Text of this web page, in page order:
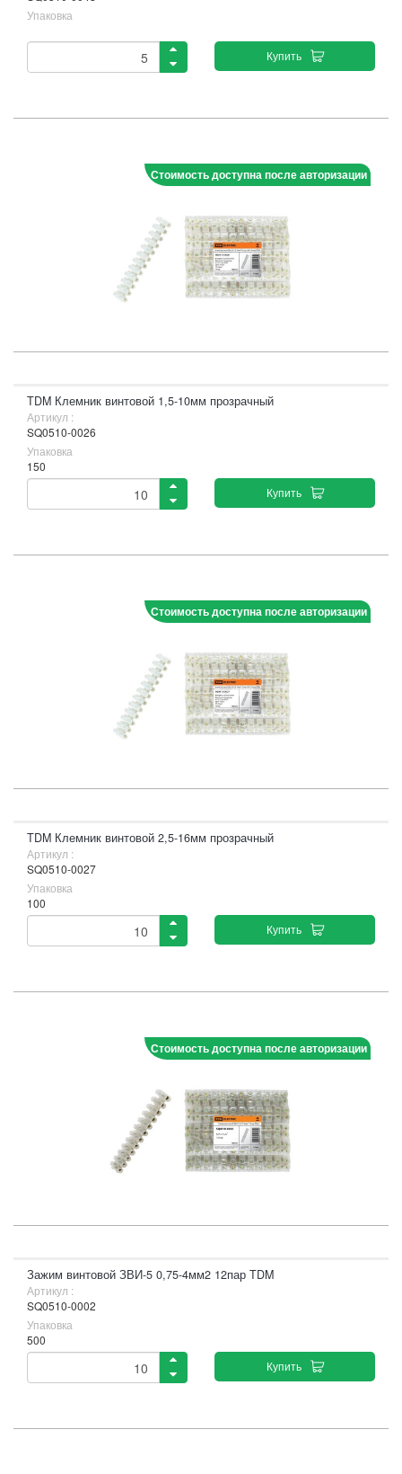
Упаковка
Купить
Стоимость доступна после авторизации
TDM Клемник винтовой 1,5-10мм прозрачный
Артикул :
SQ0510-0026
Упаковка
150
Купить
Стоимость доступна после авторизации
TDM Клемник винтовой 2,5-16мм прозрачный
Артикул :
SQ0510-0027
Упаковка
100
Купить
Стоимость доступна после авторизации
Зажим винтовой ЗВИ-5 0,75-4мм2 12пар TDM
Артикул :
SQ0510-0002
Упаковка
500
Купить